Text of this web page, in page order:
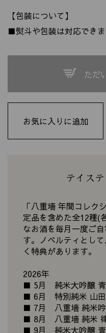
【包装について】
■熨斗や包装は対応できま
ただ
お気に入りに追加
テイス
「八重墻 年間コレク
定品を含めた全12種(
なお酒を毎月一度ご
す。ノベルティとし
く特典があります。
2026年
■ 5月 純米大吟醸 青
■ 6月 特別純米 山
■ 7月 八重墻 純米
■ 8月 八重墻 純米
■ 9月 純米大吟醸